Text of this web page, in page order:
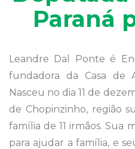
Paraná
Leandre Dal Ponte é
fundadora da Casa de
Nasceu no dia 11 de
de Chopinzinho, região
família de 11 irmãos. Sua
para ajudar a família, e